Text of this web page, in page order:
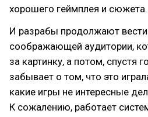
хорошего геймплея и сюжета.
И разрабы продолжают
соображающей аудитории,
за картинку, а потом, спустя
забывает о том, что это
какие игры не интересные
К сожалению, работает